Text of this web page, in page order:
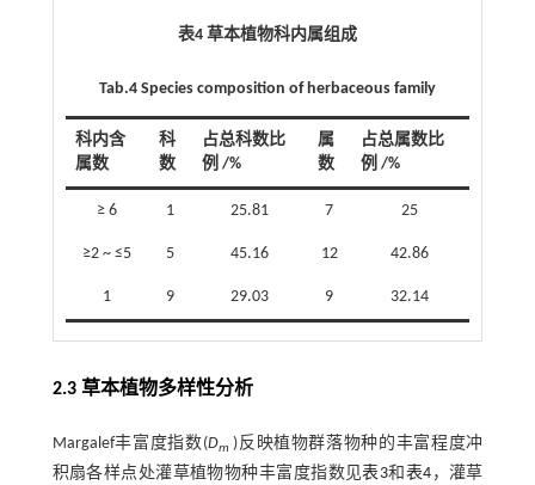
表4 草本植物科内属组成
Tab.4 Species composition of herbaceous family
科内含
属数
科
数
占总科数比
例 /%
属
数
占总属数比
例 /%
≥ 6 1 25.81 7 25
≥2 ~ ≤5 5 45.16 12 42.86
1 9 29.03 9 32.14
2.3 草本植物多样性分析
Margalef丰富度指数(Dm )反映植物群落物种的丰富程度冲
积扇各样点处灌草植物物种丰富度指数见表3和 表4 ，灌草